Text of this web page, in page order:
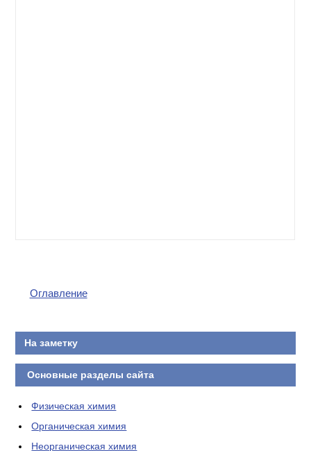
Оглавление
На заметку
Основные разделы сайта
Физическая химия
Органическая химия
Неорганическая химия